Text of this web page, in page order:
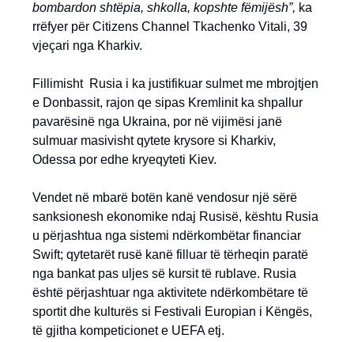
bombardon shtëpia, shkolla, kopshte fëmijësh”, ka
rrëfyer për Citizens Channel Tkachenko Vitali, 39
vjeçari nga Kharkiv.
Fillimisht Rusia i ka justifikuar sulmet me mbrojtjen
e Donbassit, rajon qe sipas Kremlinit ka shpallur
pavarësinë nga Ukraina, por në vijimësi janë
sulmuar masivisht qytete krysore si Kharkiv,
Odessa por edhe kryeqyteti Kiev.
Vendet në mbarë botën kanë vendosur një sërë
sanksionesh ekonomike ndaj Rusisë, kështu Rusia
u përjashtua nga sistemi ndërkombëtar financiar
Swift; qytetarët rusë kanë filluar të tërheqin paratë
nga bankat pas uljes së kursit të rublave. Rusia
është përjashtuar nga aktivitete ndërkombëtare të
sportit dhe kulturës si Festivali Europian i Këngës,
të gjitha kompeticionet e UEFA etj.